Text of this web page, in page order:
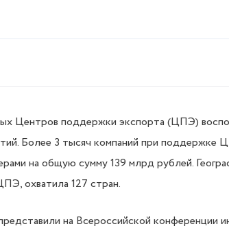
Центров поддержки экспорта (ЦПЭ)
Более 3 тысяч компаний при поддержке
на общую сумму 139 млрд рублей.
охватила 127 стран.
на Всероссийской конференции